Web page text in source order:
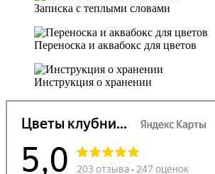
Записка с теплыми словами
Переноска и аквабокс для цветов
Инструкция о хранении